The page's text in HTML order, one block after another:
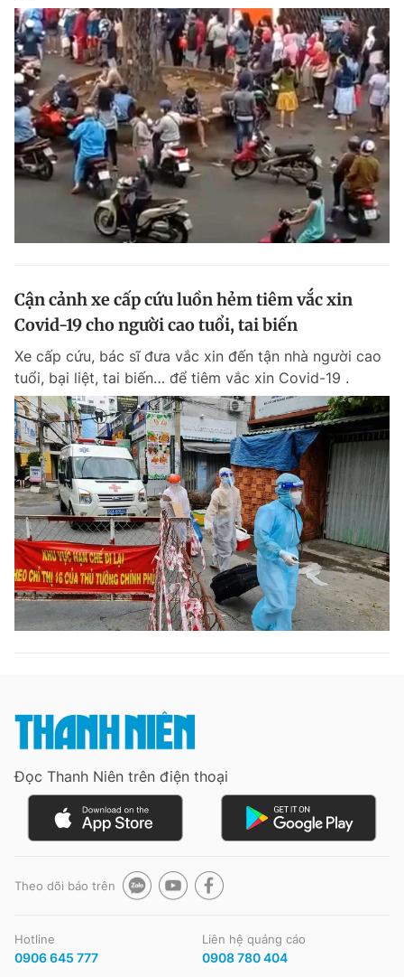
Cận cảnh xe cấp cứu luồn hẻm tiêm vắc xin
Covid-19 cho người cao tuổi, tai biến
Xe cấp cứu, bác sĩ đưa vắc xin đến tận nhà người cao
tuổi, bại liệt, tai biến… để tiêm vắc xin Covid-19 .
Đọc Thanh Niên trên điện thoại
Theo dõi báo trên
Hotline
0906 645 777
Liên hệ quảng cáo
0908 780 404